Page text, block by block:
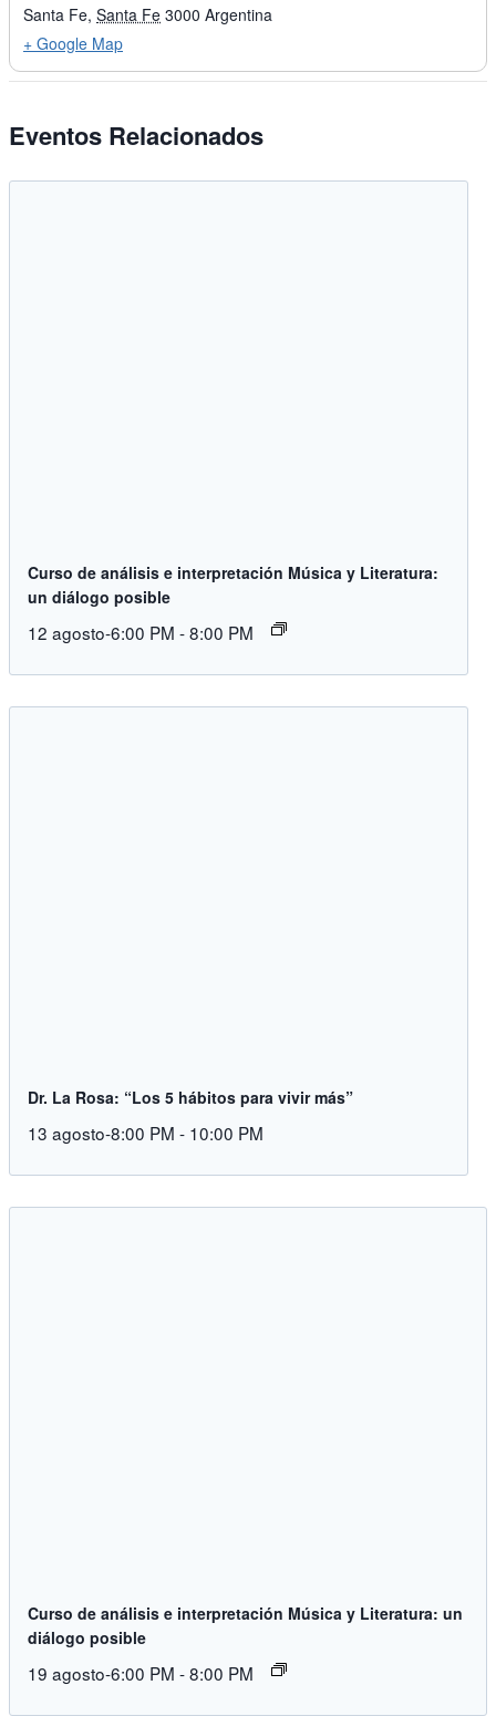
Santa Fe, Santa Fe 3000 Argentina
+ Google Map
Eventos Relacionados
Curso de análisis e interpretación Música y Literatura:
un diálogo posible
12 agosto-6:00 PM -8:00 PM
Dr. La Rosa: “Los 5 hábitos para vivir más”
13 agosto-8:00 PM - 10:00 PM
Curso de análisis e interpretación Música y Literatura: un
diálogo posible
19 agosto-6:00 PM -8:00 PM